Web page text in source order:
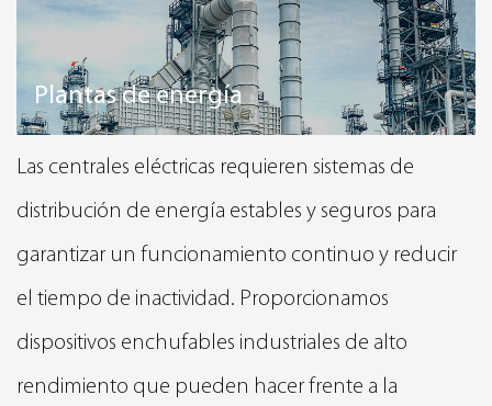
Plantas de energía
Las centrales eléctricas requieren sistemas de
distribución de energía estables y seguros para
garantizar un funcionamiento continuo y reducir
el tiempo de inactividad. Proporcionamos
dispositivos enchufables industriales de alto
rendimiento que pueden hacer frente a la